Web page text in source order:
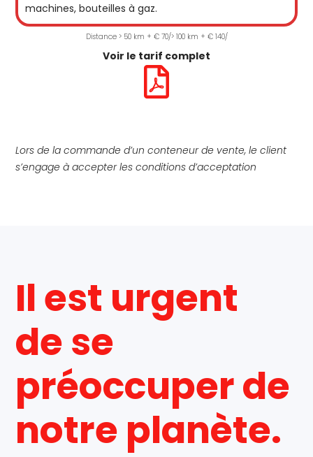
machines, bouteilles à gaz.
Distance > 50 km + € 70/> 100 km + € 140/
Voir le tarif complet
Lors de la commande d’un conteneur de vente, le client
s’engage à accepter les conditions d’acceptation
Il est urgent
de se
préoccuper de
notre planète.